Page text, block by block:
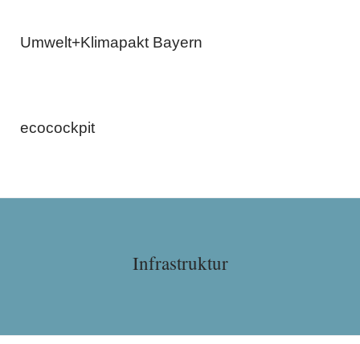
Umwelt+Klimapakt Bayern
ecocockpit
Infrastruktur